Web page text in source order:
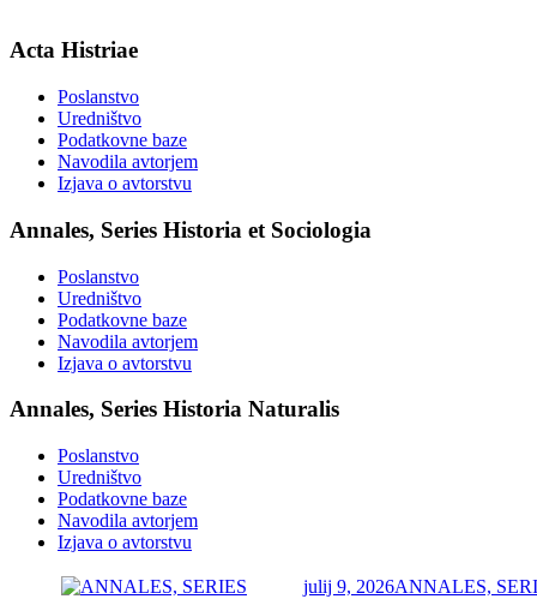
Acta Histriae
Poslanstvo
Uredništvo
Podatkovne baze
Navodila avtorjem
Izjava o avtorstvu
Annales, Series Historia et Sociologia
Poslanstvo
Uredništvo
Podatkovne baze
Navodila avtorjem
Izjava o avtorstvu
Annales, Series Historia Naturalis
Poslanstvo
Uredništvo
Podatkovne baze
Navodila avtorjem
Izjava o avtorstvu
julij 9, 2026ANNALES,